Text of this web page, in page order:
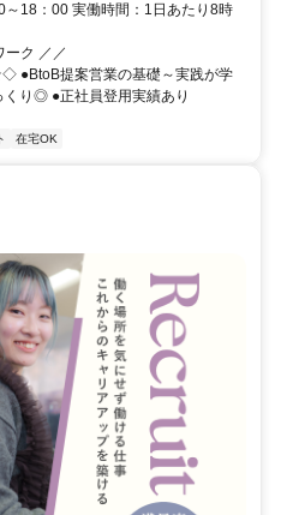
18：00 実働時間：1日あたり8時
ーク ／／
提案営業の基礎～実践が学
り◎ ●正社員登用実績あり
在宅OK